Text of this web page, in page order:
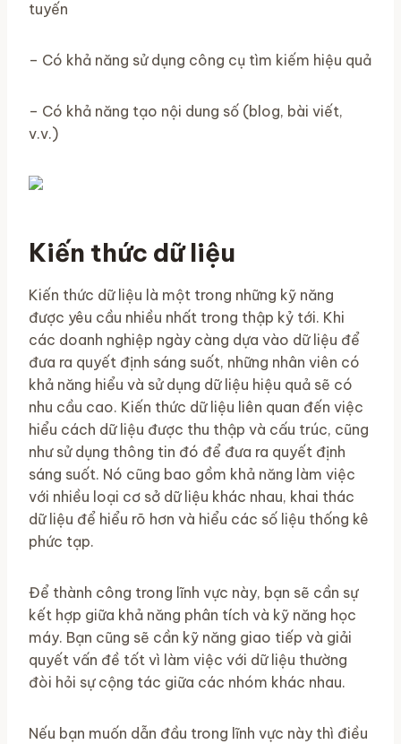
tuyến
– Có khả năng sử dụng công cụ tìm kiếm hiệu quả
– Có khả năng tạo nội dung số (blog, bài viết,
v.v.)
Kiến thức dữ liệu
Kiến thức dữ liệu là một trong những kỹ năng
được yêu cầu nhiều nhất trong thập kỷ tới. Khi
các doanh nghiệp ngày càng dựa vào dữ liệu để
đưa ra quyết định sáng suốt, những nhân viên có
khả năng hiểu và sử dụng dữ liệu hiệu quả sẽ có
nhu cầu cao. Kiến thức dữ liệu liên quan đến việc
hiểu cách dữ liệu được thu thập và cấu trúc, cũng
như sử dụng thông tin đó để đưa ra quyết định
sáng suốt. Nó cũng bao gồm khả năng làm việc
với nhiều loại cơ sở dữ liệu khác nhau, khai thác
dữ liệu để hiểu rõ hơn và hiểu các số liệu thống kê
phức tạp.
Để thành công trong lĩnh vực này, bạn sẽ cần sự
kết hợp giữa khả năng phân tích và kỹ năng học
máy. Bạn cũng sẽ cần kỹ năng giao tiếp và giải
quyết vấn đề tốt vì làm việc với dữ liệu thường
đòi hỏi sự cộng tác giữa các nhóm khác nhau.
Nếu bạn muốn dẫn đầu trong lĩnh vực này thì điều